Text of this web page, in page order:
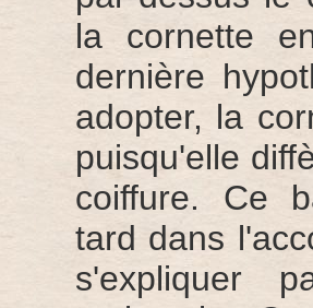
la cornette
dernière
adopter, la
puisqu'elle
coiffure. Ce
tard dans
s'expliquer